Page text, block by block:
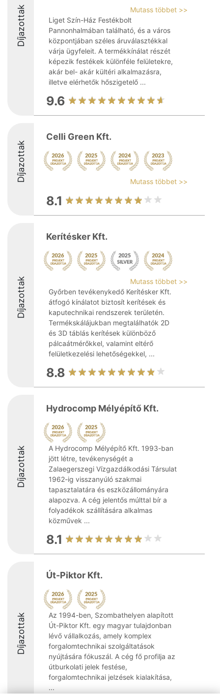
Díjazottak
Mutass többet >>
Liget Szín-Ház Festékbolt
Pannonhalmában található, és a város
központjában széles áruválasztékkal
várja ügyfeleit. A termékkínálat részét
képezik festékek különféle felületekre,
akár bel- akár kültéri alkalmazásra,
illetve elérhetők hőszigetelő ...
9.6
Díjazottak
Celli Green Kft.
Mutass többet >>
8.1
Díjazottak
Kerítésker Kft.
Mutass többet >>
Győrben tevékenykedő Kerítésker Kft.
átfogó kínálatot biztosít kerítések és
kaputechnikai rendszerek területén.
Termékskálájukban megtalálhatók 2D
és 3D táblás kerítések különböző
pálcaátmérőkkel, valamint eltérő
felületkezelési lehetőségekkel, ...
8.8
Díjazottak
Hydrocomp Mélyépítő Kft.
A Hydrocomp Mélyépítő Kft. 1993-ban
jött létre, tevékenységét a
Zalaegerszegi Vízgazdálkodási Társulat
1962-ig visszanyúló szakmai
tapasztalatára és eszközállományára
alapozva. A cég jelentős múlttal bír a
folyadékok szállítására alkalmas
közművek ...
8.1
Díjazottak
Út-Piktor Kft.
Az 1994-ben, Szombathelyen alapított
Út-Piktor Kft. egy magyar tulajdonban
lévő vállalkozás, amely komplex
forgalomtechnikai szolgáltatások
nyújtására fókuszál. A cég fő profilja az
útburkolati jelek festése,
forgalomtechnikai jelzések kialakítása,
...